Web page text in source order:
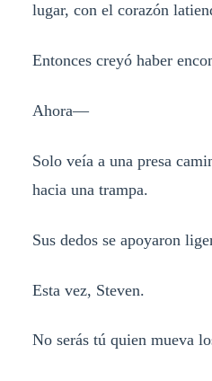
lugar, con el corazón
Entonces creyó haber
Ahora—
Solo veía a una presa
hacia una trampa.
Sus dedos se apoyaron
Esta vez, Steven.
No serás tú quien mueva